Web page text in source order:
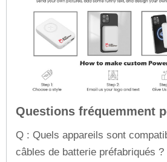
Questions fréquemment
Q : Quels appareils sont
câbles de batterie préfabriqués ?